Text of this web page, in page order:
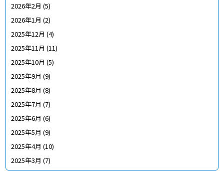
2026年2月 (5)
2026年1月 (2)
2025年12月 (4)
2025年11月 (11)
2025年10月 (5)
2025年9月 (9)
2025年8月 (8)
2025年7月 (7)
2025年6月 (6)
2025年5月 (9)
2025年4月 (10)
2025年3月 (7)